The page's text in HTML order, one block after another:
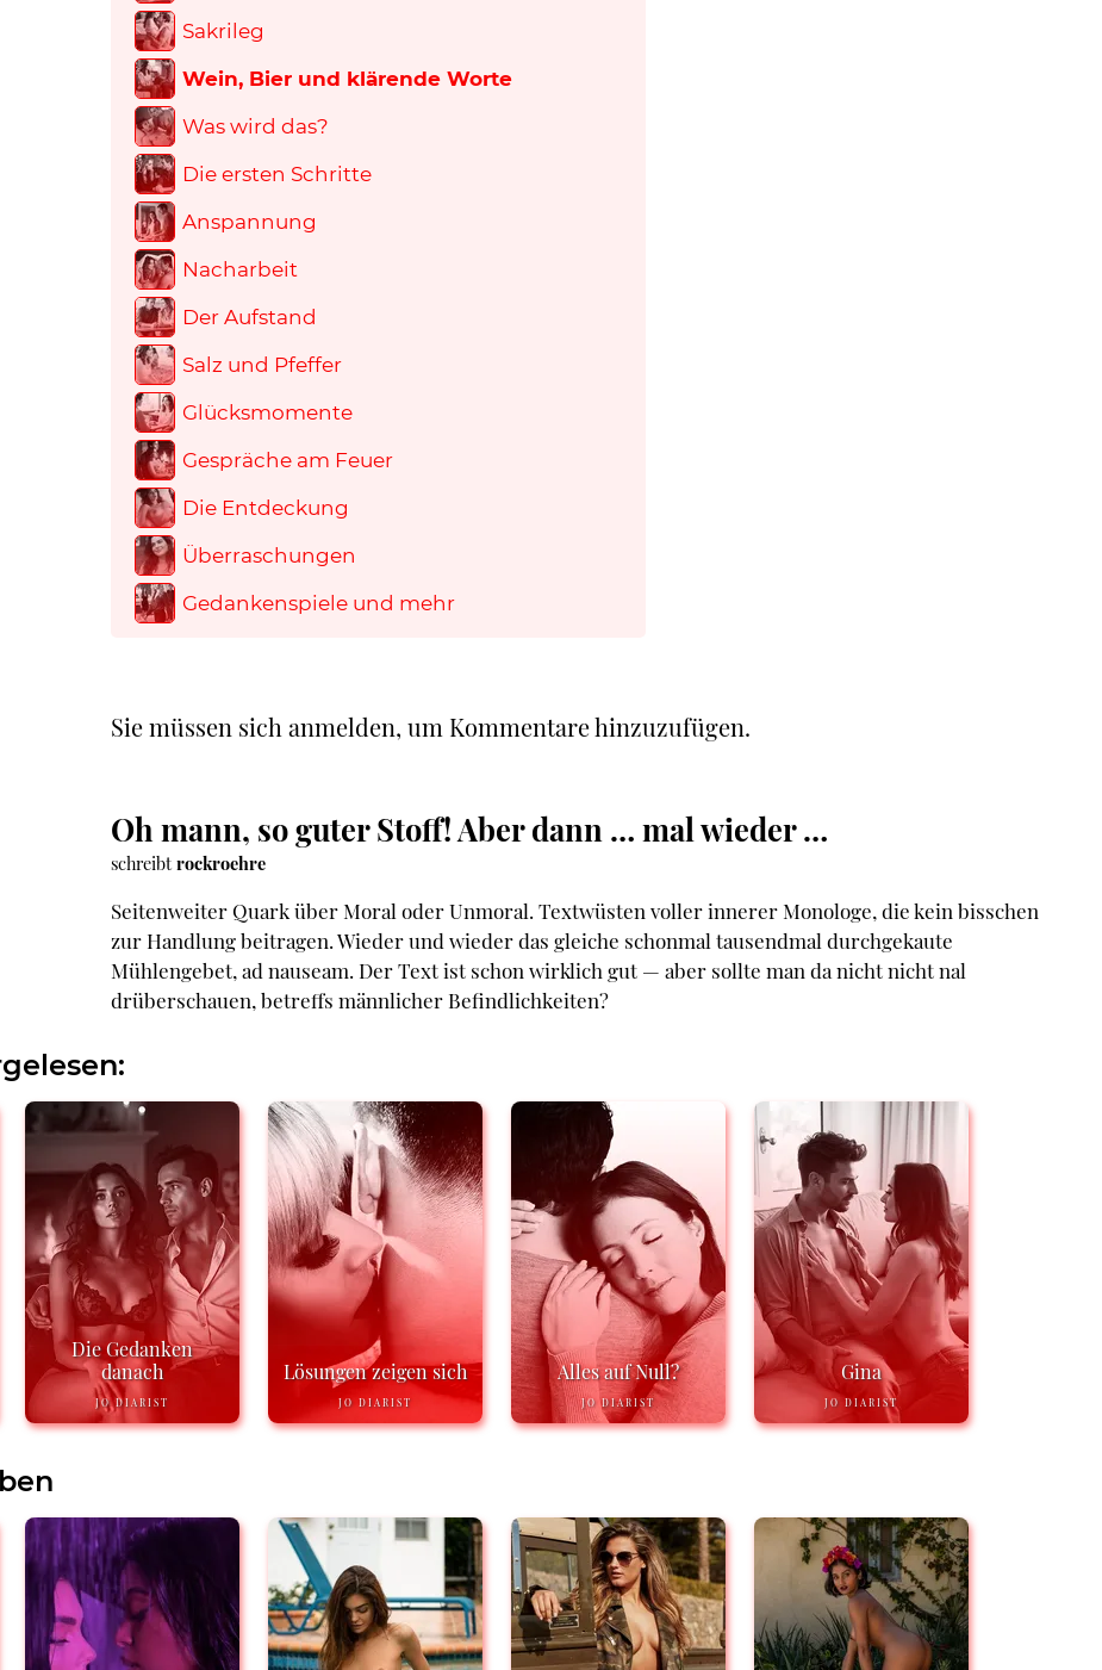
Sakrileg
Wein, Bier und klärende Worte
Was wird das?
Die ersten Schritte
Anspannung
Nacharbeit
Der Aufstand
Salz und Pfeffer
Glücksmomente
Gespräche am Feuer
Die Entdeckung
Überraschungen
Gedankenspiele und mehr
Sie müssen sich anmelden, um Kommentare hinzuzufügen.
Oh mann, so guter Stoff! Aber dann … mal wieder …
schreibtrockroehre
Seitenweiter Quark über Moral oder Unmoral. Textwüsten voller innerer Monologe, die kein bisschen
zur Handlung beitragen. Wieder und wieder das gleiche schonmal tausendmal durchgekaute
Mühlengebet, ad nauseam. Der Text ist schon wirklich gut — aber sollte man da nicht nicht nal
drüberschauen, betreffs männlicher Befindlichkeiten?
Die Gedanken
danach
JO DIARIST
Lösungen zeigen sich
JO DIARIST
Alles auf Null?
JO DIARIST
Gina
JO DIARIST